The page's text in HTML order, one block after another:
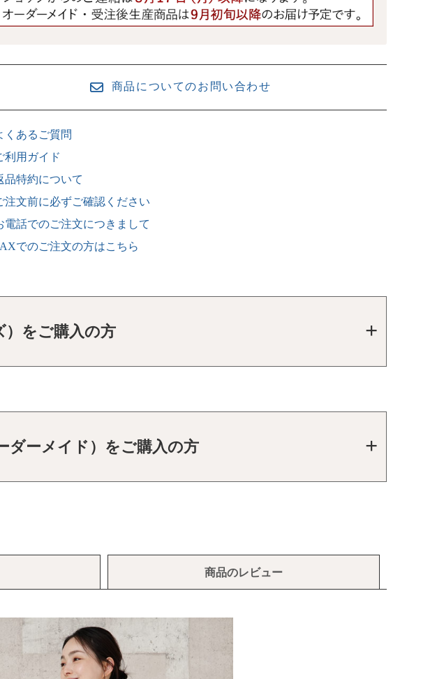
商品についてのお問い合わせ
くあるご質問
利用ガイド
品特約について
注文前に必ずご確認ください
電話でのご注文につきまして
でのご注文の方はこちら
をご購入の方
ダーメイド）をご購入の方
商品のレビュー